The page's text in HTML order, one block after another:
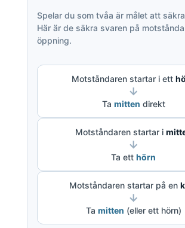
Spelar du som tvåa är målet att
Här är de säkra svaren på
öppning.
Motståndaren startar i ett
→
Ta mitten direkt
Motståndaren startar i
→
Ta etthörn
Motståndaren startar på en
→
Ta mitten (eller ett hörn)